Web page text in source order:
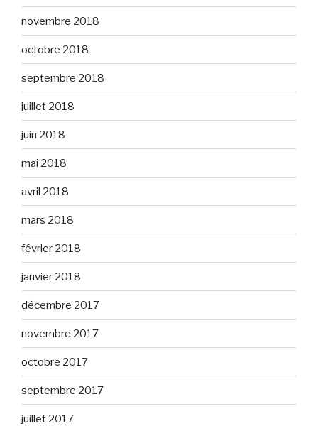
novembre 2018
octobre 2018
septembre 2018
juillet 2018
juin 2018
mai 2018
avril 2018
mars 2018
février 2018
janvier 2018
décembre 2017
novembre 2017
octobre 2017
septembre 2017
juillet 2017